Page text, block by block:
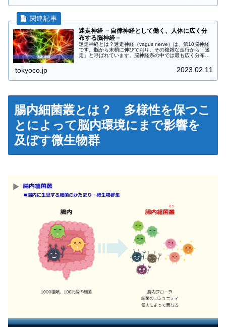
迷走神経 －自律神経として働く、人体に広く分
布する脳神経－
迷走神経とは？迷走神経（vagus nerve）は、第10脳神経
です。脳から末梢に伸びており、その複雑な走行から「迷
走」と呼ばれています。脳神経系の中では最も広く分布し
tokyoco.jp 2023.02.11
腸内細菌叢とは？ 多様性を保つこ
とによって脳内環境にまで影響を
及ぼす微生物群